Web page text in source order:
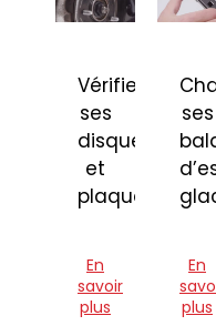
Vérifier
ses
disques
et
plaquettes
En
savoir
plus
ses
En
plus